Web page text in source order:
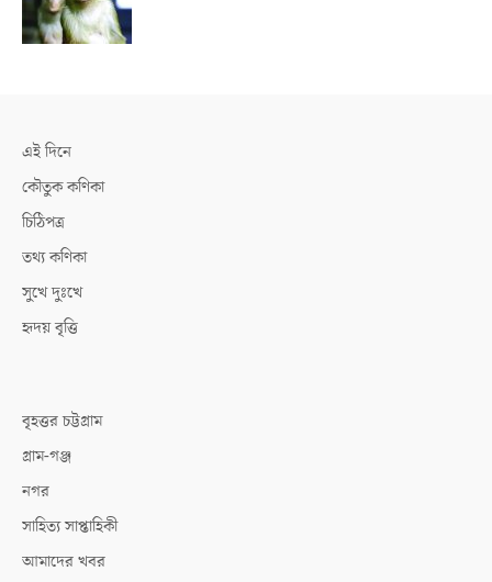
এই দিনে
কৌতুক কণিকা
চিঠিপত্র
তথ্য কণিকা
সুখে দুঃখে
হৃদয় বৃত্তি
বৃহত্তর চট্টগ্রাম
গ্রাম-গঞ্জ
নগর
সাহিত্য সাপ্তাহিকী
আমাদের খবর